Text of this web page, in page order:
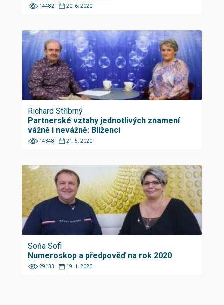
14482 20. 6. 2020
Richard Stříbrný
Partnerské vztahy jednotlivých znamení
vážně i nevážně: Blíženci
14348 21. 5. 2020
Soňa Sofi
Numeroskop a předpověď na rok 2020
29133 19. 1. 2020